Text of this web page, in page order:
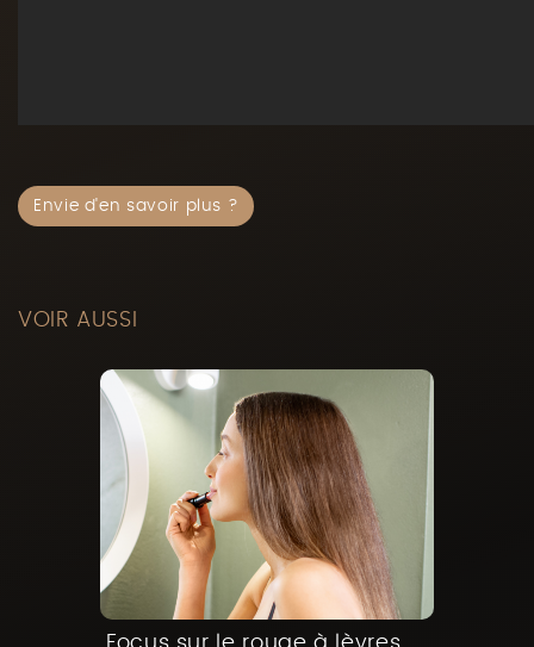
Envie d'en savoir plus ?
VOIR AUSSI